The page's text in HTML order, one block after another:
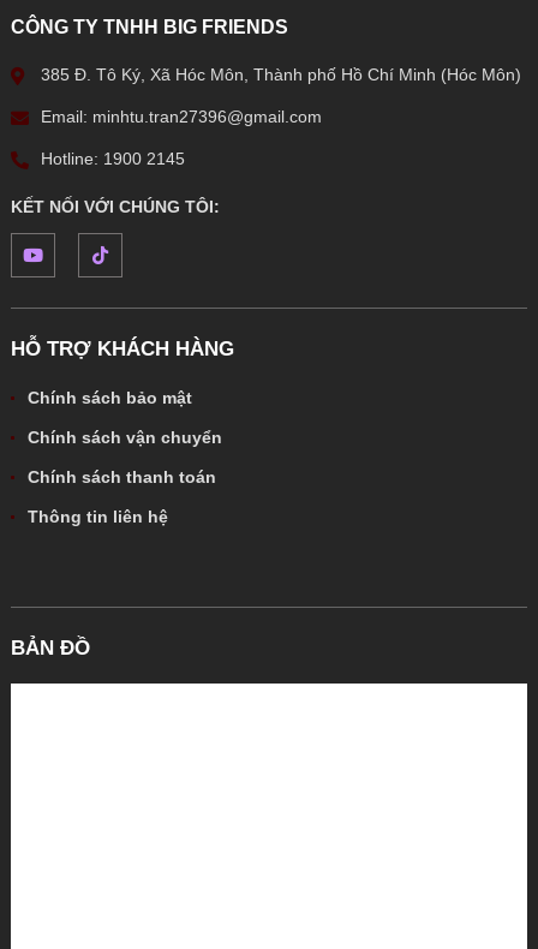
CÔNG TY TNHH BIG FRIENDS
385 Đ. Tô Ký, Xã Hóc Môn, Thành phố Hồ Chí Minh (Hóc Môn)
Email: minhtu.tran27396@gmail.com
Hotline: 1900 2145
KẾT NỐI VỚI CHÚNG TÔI:
HỖ TRỢ KHÁCH HÀNG
Chính sách bảo mật
Chính sách vận chuyển
Chính sách thanh toán
Thông tin liên hệ
BẢN ĐỒ